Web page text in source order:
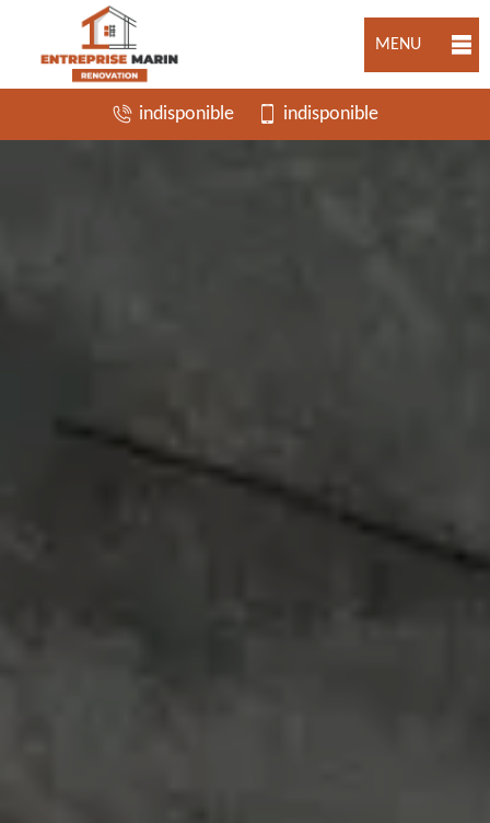
MENU
indisponible indisponible